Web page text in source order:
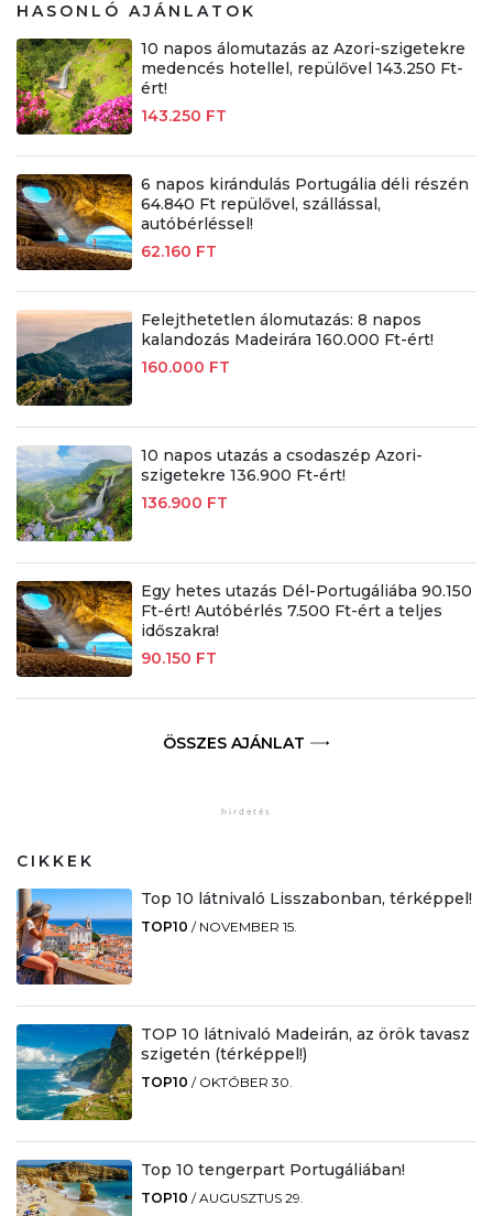
HASONLÓ AJÁNLATOK
10 napos álomutazás az Azori-szigetekre
medencés hotellel, repülővel 143.250 Ft-
ért!
143.250 FT
6 napos kirándulás Portugália déli részén
64.840 Ft repülővel, szállással,
autóbérléssel!
62.160 FT
Felejthetetlen álomutazás: 8 napos
kalandozás Madeirára 160.000 Ft-ért!
160.000 FT
10 napos utazás a csodaszép Azori-
szigetekre 136.900 Ft-ért!
136.900 FT
Egy hetes utazás Dél-Portugáliába 90.150
Ft-ért! Autóbérlés 7.500 Ft-ért a teljes
időszakra!
90.150 FT
ÖSSZES AJÁNLAT
CIKKEK
Top 10 látnivaló Lisszabonban, térképpel!
TOP10 / NOVEMBER 15.
TOP 10 látnivaló Madeirán, az örök tavasz
szigetén (térképpel!)
TOP10 / OKTÓBER 30.
Top 10 tengerpart Portugáliában!
TOP10 /AUGUSZTUS 29.